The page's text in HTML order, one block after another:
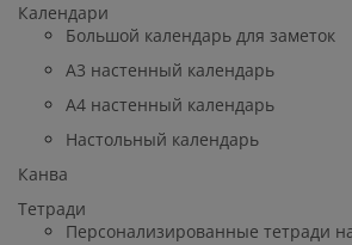
Календари
Большой календарь для заметок
A3 настенный календарь
A4 настенный календарь
Настольный календарь
Канва
Тетради
Персонализированные тетради